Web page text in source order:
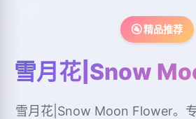
🚰 精品推荐
雪月花|Snow
雪月花|Snow Moon Flower。